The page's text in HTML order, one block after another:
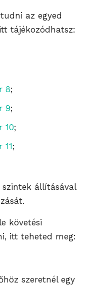
az egyed
tájékozódhatsz:
8;
9;
10;
11;
szintek állításával
követési
itt teheted meg:
szeretnél egy